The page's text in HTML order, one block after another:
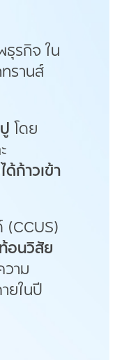
ธุรกิจ ใน
รานส์
โดย
ได้ก้าวเข้า
(CCUS)
อนวิสัย
าม
ยในปี